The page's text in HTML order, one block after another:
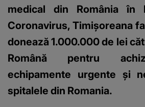
medical din România în
Coronavirus, Timișoreana
donează 1.000.000 de lei
Română pentru
echipamente urgente și
spitalele din Romania.